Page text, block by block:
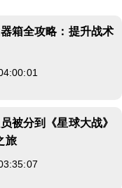
箱全攻略：提升战术
被分到《星球大战》
旅